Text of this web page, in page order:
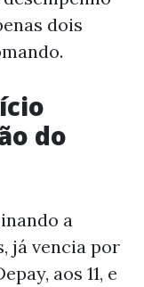
dois
do
a
já vencia por
aos 11, e